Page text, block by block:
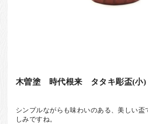
木曽塗 時代根来 タタキ彫盃(小)
シンプルながらも味わいのある、美しい盃
しみですね。